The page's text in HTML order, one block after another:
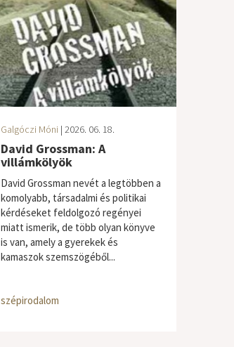
Galgóczi Móni | 2026. 06. 18.
David Grossman: A
villámkölyök
David Grossman nevét a legtöbben a
komolyabb, társadalmi és politikai
kérdéseket feldolgozó regényei
miatt ismerik, de több olyan könyve
is van, amely a gyerekek és
kamaszok szemszögéből...
szépirodalom